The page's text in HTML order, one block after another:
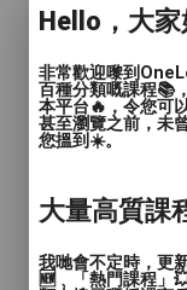
時間: 每堂120分
價錢: $600 / 4堂
服務地區: 北區,
或無固定地點）
不一樣的跆拳
由 馮志權師
Hello，大
非常歡迎嚟到
百種分類嘅課程📚
本平台🔥，令您可
甚至瀏覽之前，未
您搵到☀️。
大量高質課
我哋會不定時，更
🆕﹑「熱門課程」